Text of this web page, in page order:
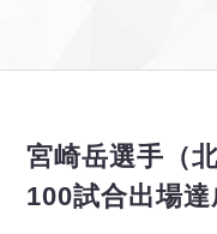
U-23選抜
メディア情報
フットサル日本代表
戦績表
警告・退場・出場停止
個人ランキング｜ゴ
エスポラーダ北海
バルドラール浦安
アリーナ情報
宮崎岳選手（
100試合出場達